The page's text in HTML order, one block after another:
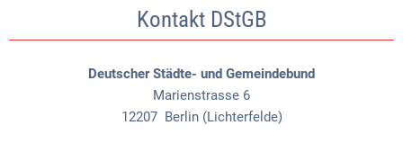
Kontakt DStGB
Deutscher Städte- und Gemeindebund
Marienstrasse 6
12207 Berlin (Lichterfelde)